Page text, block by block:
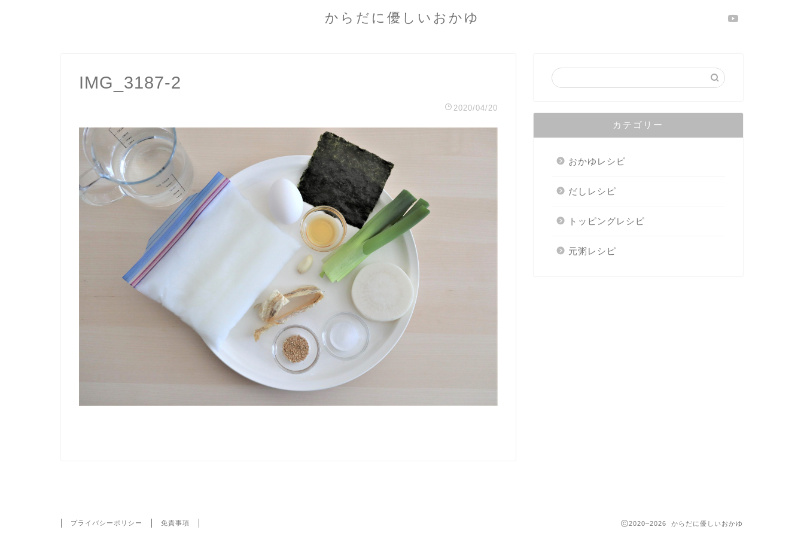
からだに優しいおかゆ
IMG_3187-2
2020/04/20
カテゴリー
おかゆレシピ
だしレシピ
トッピングレシピ
元粥レシピ
プライバシーポリシー 免責事項 2020–2026 からだに優しいおかゆ